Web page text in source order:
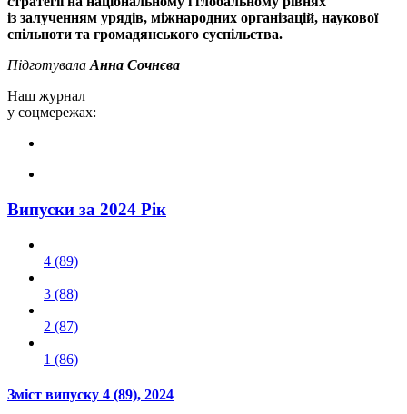
із залученням урядів, міжнародних організацій, наукової
спільноти та громадянського суспільства.
Підготувала Анна Сочнєва
Наш журнал
у соцмережах:
Випуски за 2024 Рік
4 (89)
3 (88)
2 (87)
1 (86)
Зміст випуску 4 (89), 2024